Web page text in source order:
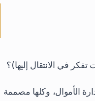
في الانتقال إليها)؟
الأموال، وكلها مصممة